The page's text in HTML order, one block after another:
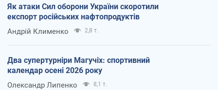
Як атаки Сил оборони України скоротили
експорт російських нафтопродуктів
Андрій Клименко 2,8 т.
Два супертурніри Магучіх: спортивний
календар осені 2026 року
Олександр Липенко 8,1 т.